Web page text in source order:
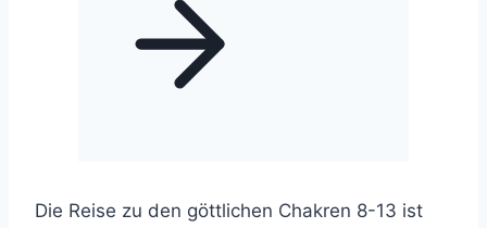
Die Reise zu den göttlichen Chakren 8-13 ist